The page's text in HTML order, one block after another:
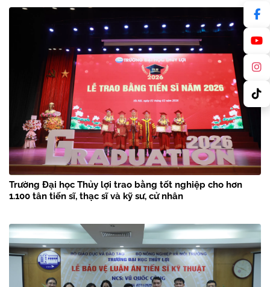
Trường Đại học Thủy lợi trao bằng tốt nghiệp cho hơn
1.100 tân tiến sĩ, thạc sĩ và kỹ sư, cử nhân